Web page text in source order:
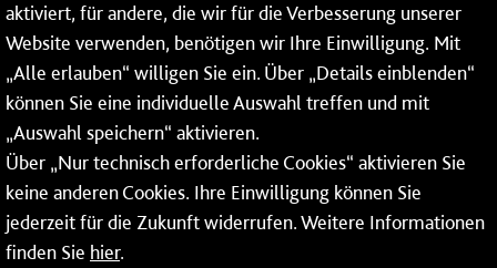
* Montags bis freitags bis 7 und ab 18 Uhr sowie an
Wochenenden und Feiertagen ganztags werden Ihre
Anrufe je nach Themenauswahl an ein Callcenter des
RMV oder von nextbike weitergeleitet. Dort erhalten Sie
ausschließlich Auskünfte zum Fahrplan bzw. zu
meinRad.
aktiviert, für andere, die wir für die Verbesserung unserer
Website verwenden, benötigen wir Ihre Einwilligung. Mit
„Alle erlauben“ willigen Sie ein. Über „Details einblenden“
können Sie eine individuelle Auswahl treffen und mit
„Auswahl speichern“ aktivieren.
Über „Nur technisch erforderliche Cookies“ aktivieren Sie
keine anderen Cookies. Ihre Einwilligung können Sie
jederzeit für die Zukunft widerrufen. Weitere Informationen
finden Sie hier.